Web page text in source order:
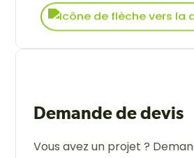
Demande de devis
Vous avez un projet ?